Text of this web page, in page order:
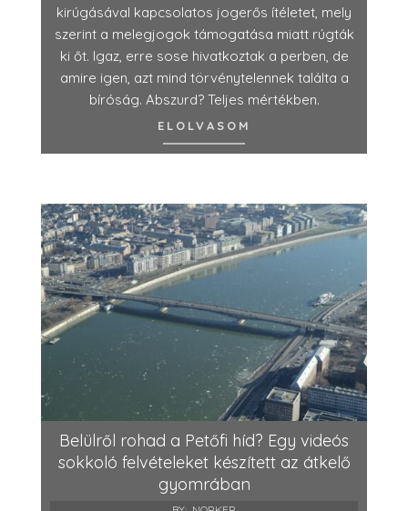
kirúgásával kapcsolatos jogerős ítéletet, mely
szerint a melegjogok támogatása miatt rúgták
ki őt. Igaz, erre sose hivatkoztak a perben, de
amire igen, azt mind törvénytelennek találta a
bíróság. Abszurd? Teljes mértékben.
ELOLVASOM
Belülről rohad a Petőfi híd? Egy videós
sokkoló felvételeket készített az átkelő
gyomrában